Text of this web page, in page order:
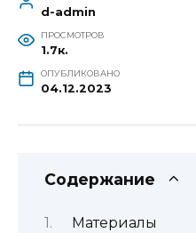
d-admin
ПРОСМОТРОВ
1.7к.
ОПУБЛИКОВАНО
04.12.2023
Содержание
Материалы